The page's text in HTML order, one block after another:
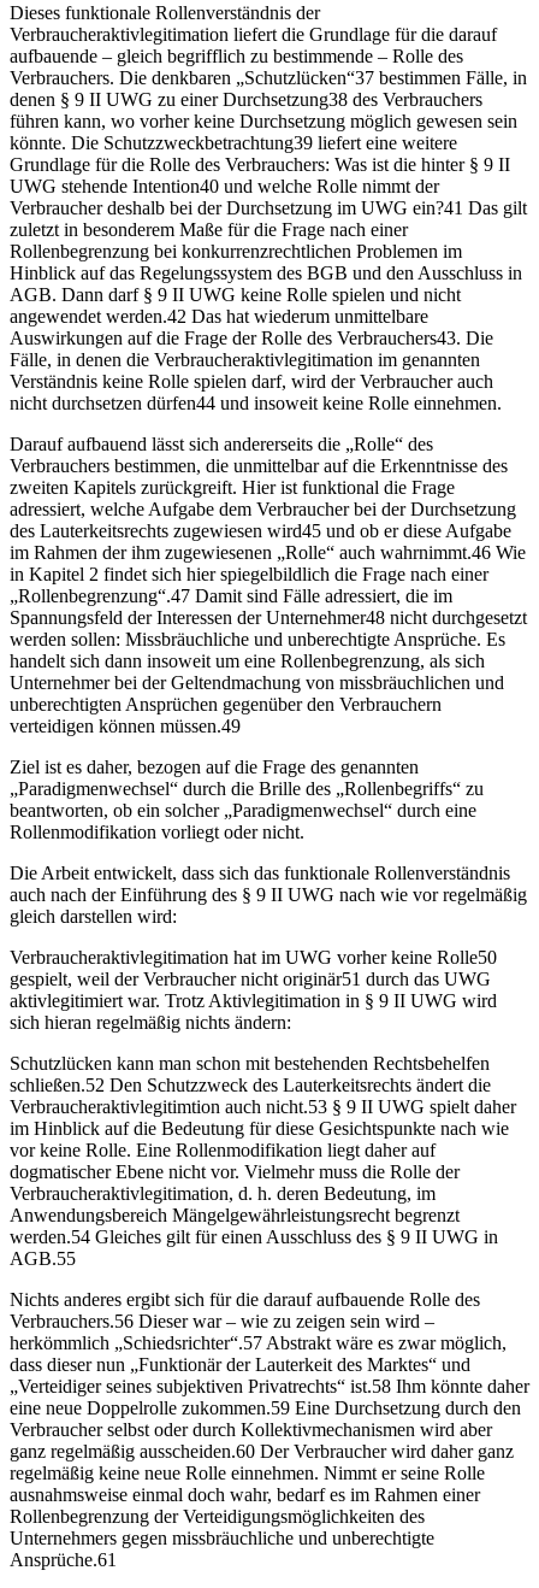
Dieses funktionale Rollenverständnis der
Verbraucheraktivlegitimation liefert die Grundlage für die darauf
aufbauende – gleich begrifflich zu bestimmende – Rolle des
Verbrauchers. Die denkbaren „Schutzlücken“37 bestimmen Fälle, in
denen § 9 II UWG zu einer Durchsetzung38 des Verbrauchers
führen kann, wo vorher keine Durchsetzung möglich gewesen sein
könnte. Die Schutzzweckbetrachtung39 liefert eine weitere
Grundlage für die Rolle des Verbrauchers: Was ist die hinter § 9 II
UWG stehende Intention40 und welche Rolle nimmt der
Verbraucher deshalb bei der Durchsetzung im UWG ein?41 Das gilt
zuletzt in besonderem Maße für die Frage nach einer
Rollenbegrenzung bei konkurrenzrechtlichen Problemen im
Hinblick auf das Regelungssystem des BGB und den Ausschluss in
AGB. Dann darf § 9 II UWG keine Rolle spielen und nicht
angewendet werden.42 Das hat wiederum unmittelbare
Auswirkungen auf die Frage der Rolle des Verbrauchers43. Die
Fälle, in denen die Verbraucheraktivlegitimation im genannten
Verständnis keine Rolle spielen darf, wird der Verbraucher auch
nicht durchsetzen dürfen44 und insoweit keine Rolle einnehmen.
Darauf aufbauend lässt sich andererseits die „Rolle“ des
Verbrauchers bestimmen, die unmittelbar auf die Erkenntnisse des
zweiten Kapitels zurückgreift. Hier ist funktional die Frage
adressiert, welche Aufgabe dem Verbraucher bei der Durchsetzung
des Lauterkeitsrechts zugewiesen wird45 und ob er diese Aufgabe
im Rahmen der ihm zugewiesenen „Rolle“ auch wahrnimmt.46 Wie
in Kapitel 2 findet sich hier spiegelbildlich die Frage nach einer
„Rollenbegrenzung“.47 Damit sind Fälle adressiert, die im
Spannungsfeld der Interessen der Unternehmer48 nicht durchgesetzt
werden sollen: Missbräuchliche und unberechtigte Ansprüche. Es
handelt sich dann insoweit um eine Rollenbegrenzung, als sich
Unternehmer bei der Geltendmachung von missbräuchlichen und
unberechtigten Ansprüchen gegenüber den Verbrauchern
verteidigen können müssen.49
Ziel ist es daher, bezogen auf die Frage des genannten
„Paradigmenwechsel“ durch die Brille des „Rollenbegriffs“ zu
beantworten, ob ein solcher „Paradigmenwechsel“ durch eine
Rollenmodifikation vorliegt oder nicht.
Die Arbeit entwickelt, dass sich das funktionale Rollenverständnis
auch nach der Einführung des § 9 II UWG nach wie vor regelmäßig
gleich darstellen wird:
Verbraucheraktivlegitimation hat im UWG vorher keine Rolle50
gespielt, weil der Verbraucher nicht originär51 durch das UWG
aktivlegitimiert war. Trotz Aktivlegitimation in § 9 II UWG wird
sich hieran regelmäßig nichts ändern:
Schutzlücken kann man schon mit bestehenden Rechtsbehelfen
schließen.52 Den Schutzzweck des Lauterkeitsrechts ändert die
Verbraucheraktivlegitimtion auch nicht.53 § 9 II UWG spielt daher
im Hinblick auf die Bedeutung für diese Gesichtspunkte nach wie
vor keine Rolle. Eine Rollenmodifikation liegt daher auf
dogmatischer Ebene nicht vor. Vielmehr muss die Rolle der
Verbraucheraktivlegitimation, d. h. deren Bedeutung, im
Anwendungsbereich Mängelgewährleistungsrecht begrenzt
werden.54 Gleiches gilt für einen Ausschluss des § 9 II UWG in
AGB.55
Nichts anderes ergibt sich für die darauf aufbauende Rolle des
Verbrauchers.56 Dieser war – wie zu zeigen sein wird –
herkömmlich „Schiedsrichter“.57 Abstrakt wäre es zwar möglich,
dass dieser nun „Funktionär der Lauterkeit des Marktes“ und
„Verteidiger seines subjektiven Privatrechts“ ist.58 Ihm könnte daher
eine neue Doppelrolle zukommen.59 Eine Durchsetzung durch den
Verbraucher selbst oder durch Kollektivmechanismen wird aber
ganz regelmäßig ausscheiden.60 Der Verbraucher wird daher ganz
regelmäßig keine neue Rolle einnehmen. Nimmt er seine Rolle
ausnahmsweise einmal doch wahr, bedarf es im Rahmen einer
Rollenbegrenzung der Verteidigungsmöglichkeiten des
Unternehmers gegen missbräuchliche und unberechtigte
Ansprüche.61